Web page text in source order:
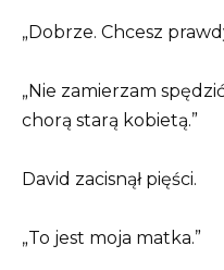
„Dobrze. Chcesz
„Nie zamierzam
chorą starą kobietą.”
David zacisnął pięści.
„To jest moja matka.”